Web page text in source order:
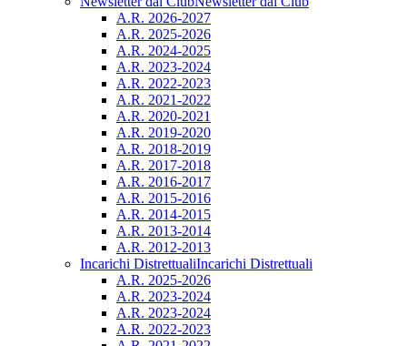
A.R. 2026-2027
A.R. 2025-2026
A.R. 2024-2025
A.R. 2023-2024
A.R. 2022-2023
A.R. 2021-2022
A.R. 2020-2021
A.R. 2019-2020
A.R. 2018-2019
A.R. 2017-2018
A.R. 2016-2017
A.R. 2015-2016
A.R. 2014-2015
A.R. 2013-2014
A.R. 2012-2013
Incarichi DistrettualiIncarichi Distrettuali
A.R. 2025-2026
A.R. 2023-2024
A.R. 2023-2024
A.R. 2022-2023